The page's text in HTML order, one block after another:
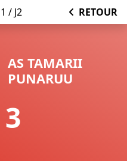
/ J2 RETOUR
AS TAMARII
PUNARUU